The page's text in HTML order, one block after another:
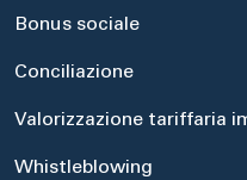
Bonus sociale
Conciliazione
Valorizzazione tariffaria
Whistleblowing